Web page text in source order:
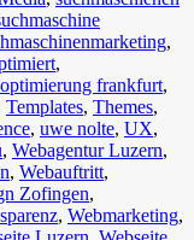
,
,
frankfurt,
Templates, Themes,
, uwe nolte, UX,
, Webagentur Luzern,
, Webauftritt,
Zofingen,
, Webmarketing,